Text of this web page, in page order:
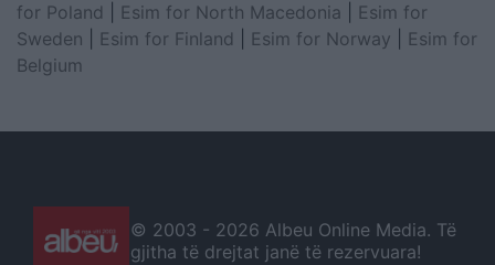
for Poland
Esim for North Macedonia
Esim for
Sweden
Esim for Finland Esim for Norway
Esim for
Belgium
© 2003 - 2026 Albeu Online Media. Të
gjitha të drejtat janë të rezervuara!